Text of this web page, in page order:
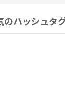
のハッシュタ